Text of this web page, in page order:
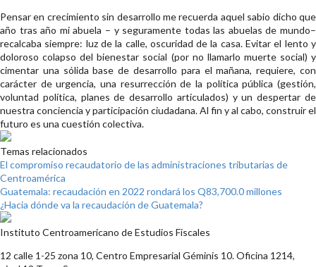
Pensar en crecimiento sin desarrollo me recuerda aquel sabio dicho que
año tras año mi abuela – y seguramente todas las abuelas de mundo–
recalcaba siempre: luz de la calle, oscuridad de la casa. Evitar el lento y
doloroso colapso del bienestar social (por no llamarlo muerte social) y
cimentar una sólida base de desarrollo para el mañana, requiere, con
carácter de urgencia, una resurrección de la política pública (gestión,
voluntad política, planes de desarrollo articulados) y un despertar de
nuestra conciencia y participación ciudadana. Al fin y al cabo, construir el
futuro es una cuestión colectiva.
Temas relacionados
El compromiso recaudatorio de las administraciones tributarias de
Centroamérica
Guatemala: recaudación en 2022 rondará los Q83,700.0 millones
¿Hacia dónde va la recaudación de Guatemala?
Instituto Centroamericano de Estudios Fiscales
12 calle 1-25 zona 10, Centro Empresarial Géminis 10. Oficina 1214,